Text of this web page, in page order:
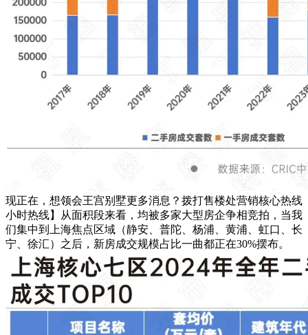
现正在，想领会王宫别墅更多消息？拨打售楼处营销核心热线
小时热线】从面积段来看，均被多家大型房企争相竞拍，当我
们集中到上海焦点区域（静安、普陀、杨浦、黄浦、虹口、长
宁、徐汇）之后，新房成交规模占比一曲都正在30%摆布。